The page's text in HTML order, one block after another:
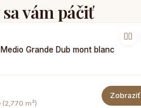
vám páčiť
Medio Grande Dub mont blanc
m²)
Zobraziť